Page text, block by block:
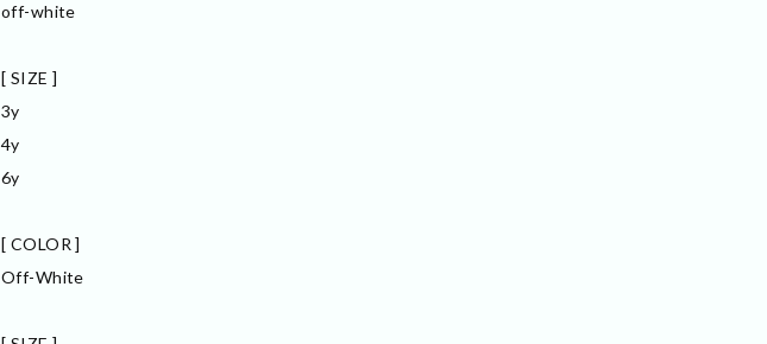
off-white
[ SIZE ]
3y
4y
6y
[ COLOR ]
Off-White